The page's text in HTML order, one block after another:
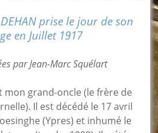
prise le jour de son
en Juillet 1917
par Jean-Marc Squélart
mon grand-oncle (le frère de
Il est décédé le 17 avril
(Ypres) et inhumé le